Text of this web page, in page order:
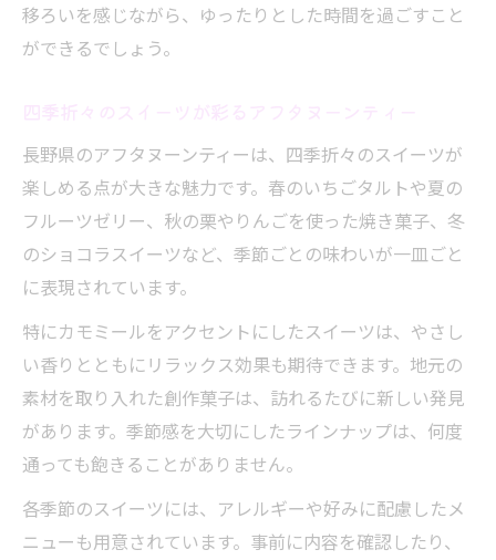
移ろいを感じながら、ゆったりとした時間を過ごすこと
ができるでしょう。
長野県のアフタヌーンティーは、四季折々のスイーツが
楽しめる点が大きな魅力です。春のいちごタルトや夏の
フルーツゼリー、秋の栗やりんごを使った焼き菓子、冬
のショコラスイーツなど、季節ごとの味わいが一皿ごと
に表現されています。
特にカモミールをアクセントにしたスイーツは、やさし
い香りとともにリラックス効果も期待できます。地元の
素材を取り入れた創作菓子は、訪れるたびに新しい発見
があります。季節感を大切にしたラインナップは、何度
通っても飽きることがありません。
各季節のスイーツには、アレルギーや好みに配慮したメ
ニューも用意されています。事前に内容を確認したり、